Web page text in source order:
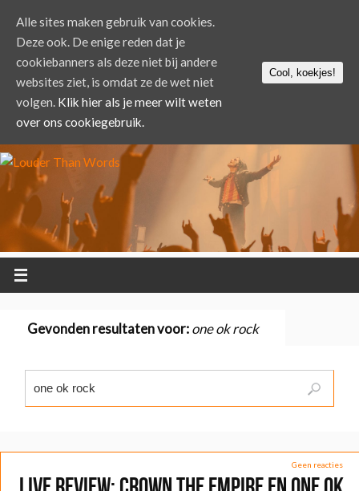
Gevonden resultaten voor:one ok rock
Geen reacties
Alle sites maken gebruik van cookies.
Deze ook. De enige reden dat je
cookiebanners als deze niet bij andere
websites ziet, is omdat ze de wet niet
volgen. Klik hier als je meer wilt weten
over ons cookiegebruik.
Cool, koekjes!